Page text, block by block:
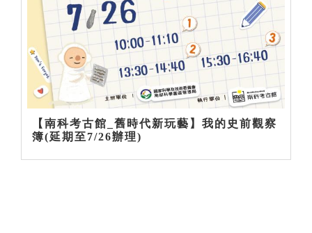
【南科考古館_舊時代新玩藝】我的史前觀察
簿(延期至7/26辦理)